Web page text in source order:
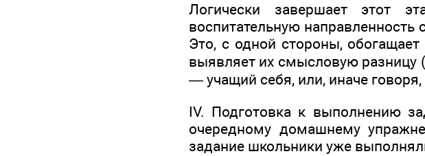
Логически завершает этот
воспитательную
Это, с одной стороны,
выявляет их смысловую разницу
— учащий себя, или, иначе говоря,
IV. Подготовка к выполнению
очередному домашнему
задание школьники уже